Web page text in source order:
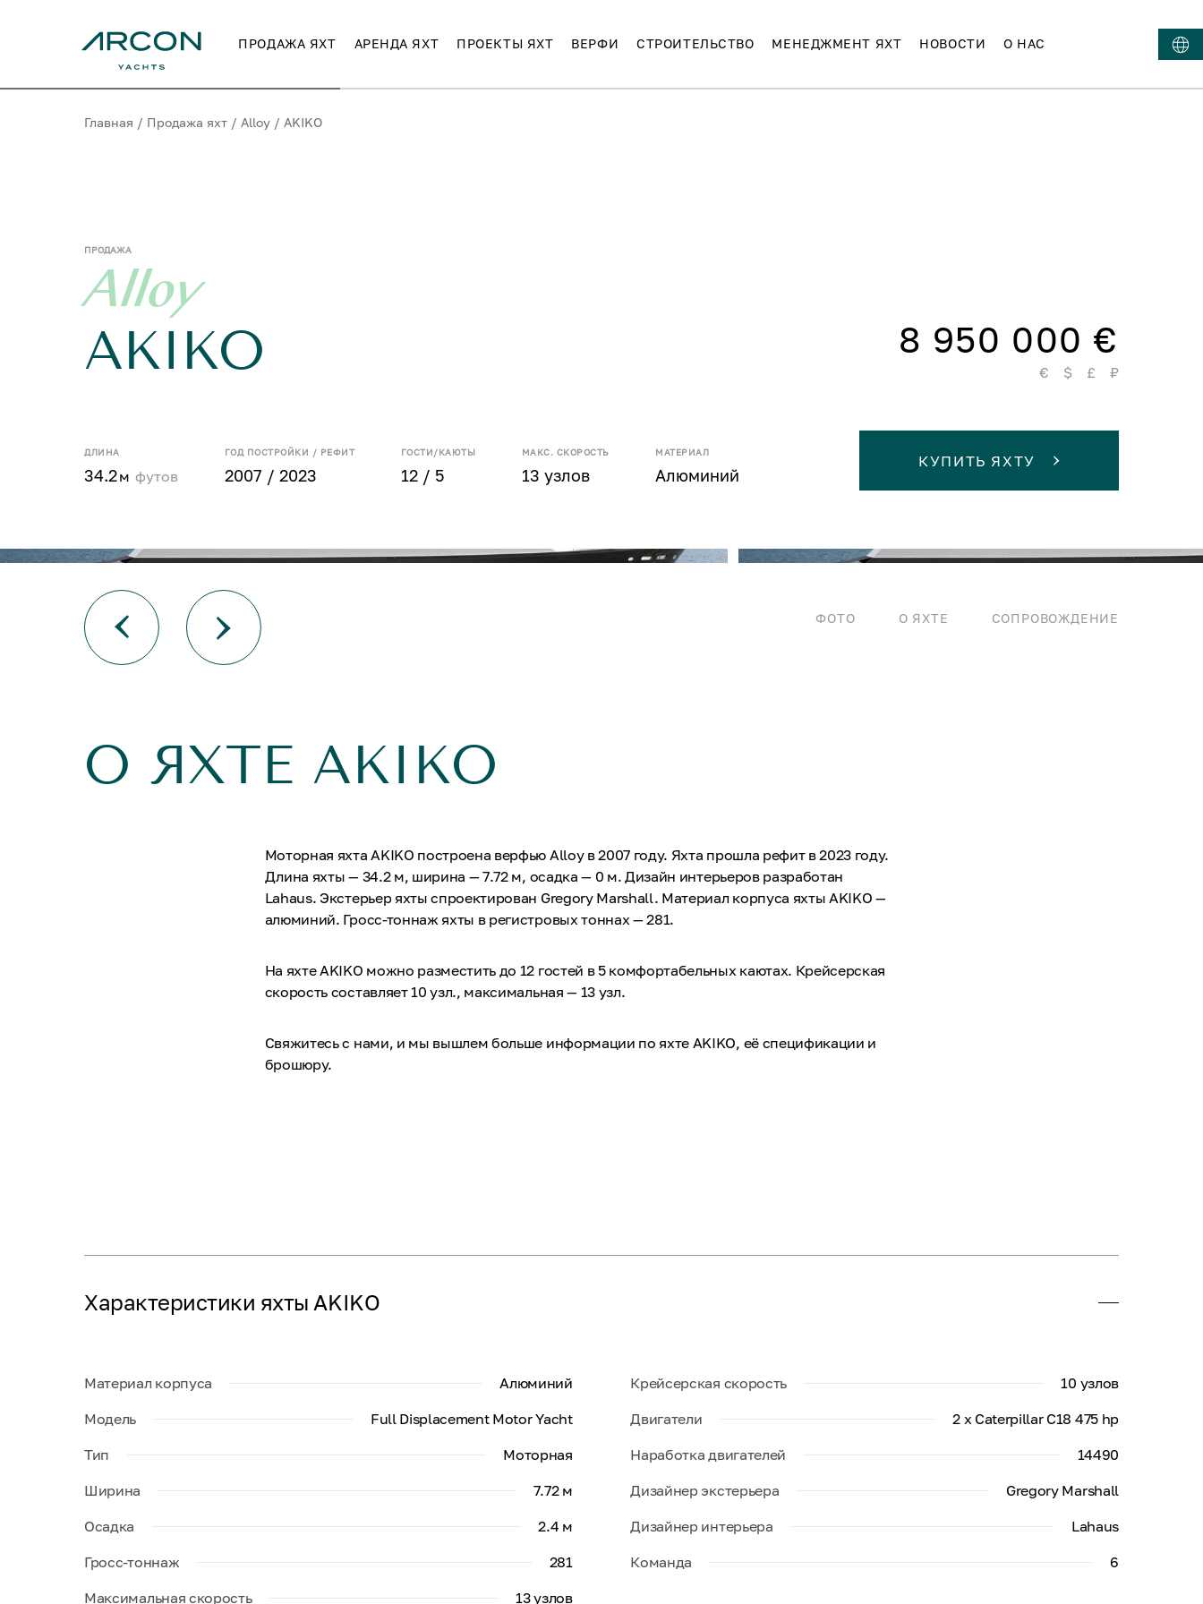
ПРОДАЖА ЯХТ АРЕНДА ЯХТ ПРОЕКТЫ ЯХТ ВЕРФИ СТРОИТЕЛЬСТВО МЕНЕДЖМЕНТ ЯХТ НОВОСТИ О НАС
Главная / Продажа яхт / Alloy / AKIKO
ПРОДАЖА
Alloy
AKIKO 8 950 000 €
€ $ £ ₽
ДЛИНА
34.2м футов
ГОД ПОСТРОЙКИ / РЕФИТ
2007 / 2023
ГОСТИ/КАЮТЫ
12 / 5
МАКС. СКОРОСТЬ
13 узлов
МАТЕРИАЛ
Алюминий
КУПИТЬ ЯХТУ
ФОТО О ЯХТЕ СОПРОВОЖДЕНИЕ
О ЯХТЕ AKIKO
Моторная яхта AKIKO построена верфью Alloy в 2007 году. Яхта прошла рефит в 2023 году.
Длина яхты — 34.2 м, ширина — 7.72 м, осадка — 0 м. Дизайн интерьеров разработан
Lahaus. Экстерьер яхты спроектирован Gregory Marshall. Материал корпуса яхты AKIKO —
алюминий. Гросс-тоннаж яхты в регистровых тоннах — 281.
На яхте AKIKO можно разместить до 12 гостей в 5 комфортабельных каютах. Крейсерская
скорость составляет 10 узл., максимальная — 13 узл.
Свяжитесь с нами, и мы вышлем больше информации по яхте AKIKO, её спецификации и
брошюру.
Характеристики яхты AKIKO
Материал корпуса
Алюминий
Модель
Full Displacement Motor Yacht
Тип
Моторная
Ширина
7.72 м
Осадка
2.4 м
Гросс-тоннаж
281
Максимальная скорость
13 узлов
Крейсерская скорость
10 узлов
Двигатели
2 x Caterpillar C18 475 hp
Наработка двигателей
14490
Дизайнер экстерьера
Gregory Marshall
Дизайнер интерьера
Lahaus
Команда
6